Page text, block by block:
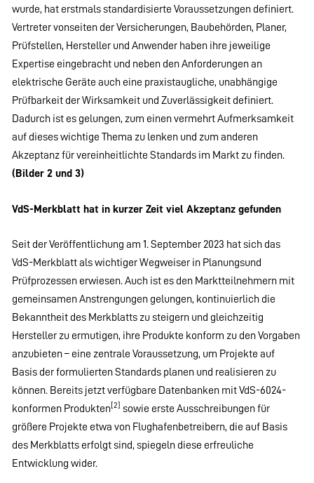
wurde, hat erstmals standardisierte Voraussetzungen definiert.
Vertreter vonseiten der Versicherungen, Baubehörden, Planer,
Prüfstellen, Hersteller und Anwender haben ihre jeweilige
Expertise eingebracht und neben den Anforderungen an
elektrische Geräte auch eine praxistaugliche, unabhängige
Prüfbarkeit der Wirksamkeit und Zuverlässigkeit definiert.
Dadurch ist es gelungen, zum einen vermehrt Aufmerksamkeit
auf dieses wichtige Thema zu lenken und zum anderen
Akzeptanz für vereinheitlichte Standards im Markt zu finden.
(Bilder 2 und 3)
VdS-Merkblatt hat in kurzer Zeit viel Akzeptanz gefunden
Seit der Veröffentlichung am 1. September 2023 hat sich das
VdS-Merkblatt als wichtiger Wegweiser in Planungsund
Prüfprozessen erwiesen. Auch ist es den Marktteilnehmern mit
gemeinsamen Anstrengungen gelungen, kontinuierlich die
Bekanntheit des Merkblatts zu steigern und gleichzeitig
Hersteller zu ermutigen, ihre Produkte konform zu den Vorgaben
anzubieten – eine zentrale Voraussetzung, um Projekte auf
Basis der formulierten Standards planen und realisieren zu
können. Bereits jetzt verfügbare Datenbanken mit VdS-6024-
konformen Produkten[2] sowie erste Ausschreibungen für
größere Projekte etwa von Flughafenbetreibern, die auf Basis
des Merkblatts erfolgt sind, spiegeln diese erfreuliche
Entwicklung wider.